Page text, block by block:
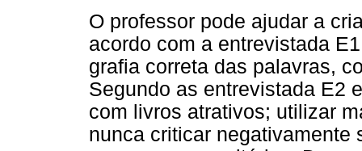
O professor pode ajudar a
acordo com a entrevistada
grafia correta das palavras,
Segundo as entrevistada E2
com livros atrativos; utilizar
nunca criticar negativamente